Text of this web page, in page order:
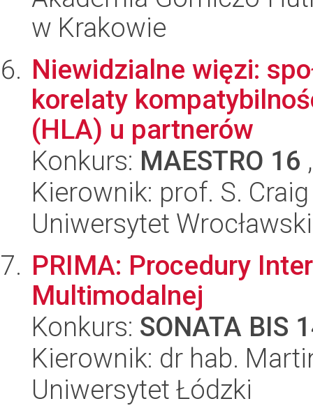
w Krakowie
Niewidzialne więzi:
korelaty
(HLA) u partnerów
Konkurs: MAESTRO 16
Kierownik: prof. S.
Uniwersytet Wrocławski
PRIMA: Procedury
Multimodalnej
Konkurs: SONATA BIS
Kierownik: dr hab.
Uniwersytet Łódzki